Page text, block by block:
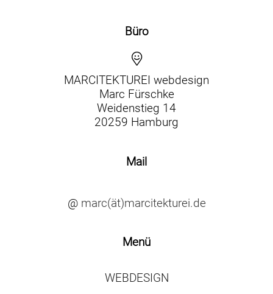
Büro
MARCITEKTUREI webdesign
Marc Fürschke
Weidenstieg 14
20259 Hamburg
Mail
@ marc(ät)marcitekturei.de
Menü
WEBDESIGN